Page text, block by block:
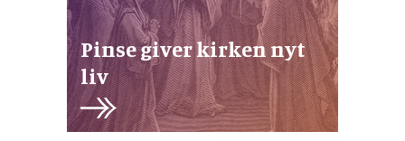
Pinse giver kirken nyt
liv